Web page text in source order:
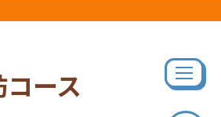
ース